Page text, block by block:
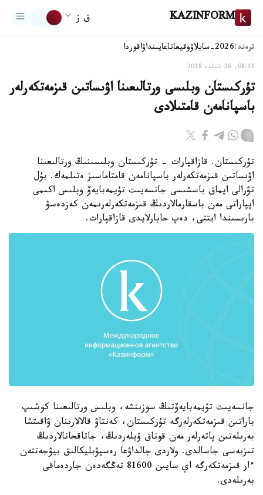
KAZINFORM ق ز
ترەند:2026-سايلاۋ وقيعاتاعايىنداۋاقوردا
08:13, 26 شىلدە 2018
تۇركىستان وبلىسى ورتالىعىنا اۋىساتىن قىزمەتكەرلەر
باسپانامەن قامتىلادى
تۇركىستان. قازاقپارات - تۇركىستان وبلىسىنىڭ ورتالىعىنا
اۋىساتىن قىزمەتكەرلەر باسپانامەن قامتاماسىز ەتىلمەك. بۇل
تۋرالى ايماق باسشىسى جانسەيىت تۇيمەبايەۆ وبلىس اكىمى
اپپاراتى مەن باسقارمالاردىڭ قىزمەتكەرلەرىمەن كەزدەسۋ
بارىسىندا ايتتى، دەپ حابارلايدى قازاقپارات.
جانسەيىت تۇيمەبايەۆتىڭ سوزىنشە، وبلىس ورتالىعىنا كوشىپ
باراتىن قىزمەتكەرلەرگە تۇركىستان، كەنتاۋ قالالارىنان ۋاقىتشا
بەرىلەتىن پاتەرلەر مەن قوناق ۇيلەردىڭ، جاتاقحانالاردىڭ
تىزبەسى جاسالدى. ولاردى جالداۋعا رەسپۋبليكالىق بيۋجەتتەن
ءار قىزمەتكەرگە اي سايىن 81600 تەڭگەدەن جاردەماقى
بەرىلەدى.